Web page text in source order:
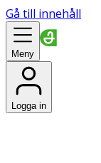
Gå till innehåll
Meny
Logga in